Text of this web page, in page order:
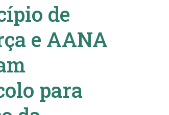
de
e AANA
para